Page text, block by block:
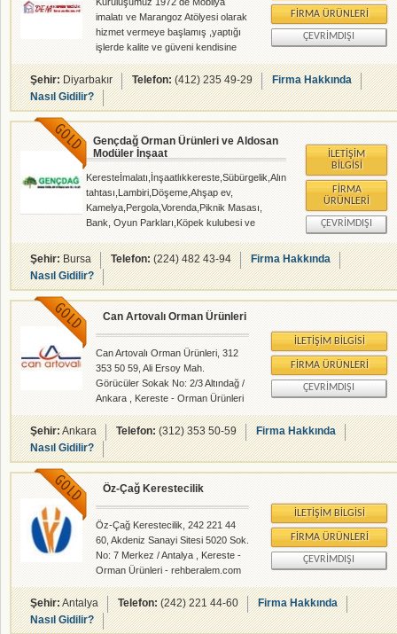
imalatı ve Marangoz Atölyesi olarak
hizmet vermeye başlamış ,yaptığı
işlerde kalite ve güveni kendisine
ilke edinmiş, herzaman teknolojinin
sunduğu imkanlardan
faydalanmaya çalışmış köklü bir
kuruluştur. Şu an Diyarbakırda ve
Güney Doğu Anadolu Bölgesinde
çam kereste ihtiyacının
karşılanmasında büyük rol
FIRMA ÜRÜNLERI
ÇEVRIMDIŞI
Şehir:Diyarbakır Telefon:(412) 235 49-29
Firma Hakkında
Nasıl Gidilir?
Gençdağ Orman Ürünleri ve Aldosan
Modüler İnşaat
Keresteİmalatı,İnşaatlıkkereste,Sübürgelik,Alın
tahtası,Lambiri,Döşeme,Ahşap ev,
Kamelya,Pergola,Vorenda,Piknik Masası,
Bank, Oyun Parkları,Köpek kulubesi ve
Konteyner ev-yazıhane,Çelik tabanlı ahşap ev,
modüler evler,Ahşap çatı,çelik çatı,ferforje vs.
İLETIŞIM
BILGISI
FIRMA
ÜRÜNLERI
ÇEVRIMDIŞI
Şehir:Bursa Telefon:(224) 482 43-94
Firma Hakkında
Nasıl Gidilir?
Can Artovalı Orman Ürünleri
Can Artovalı Orman Ürünleri, 312
353 50 59, Ali Ersoy Mah.
Görücüler Sokak No: 2/3 Altındağ /
Ankara , Kereste - Orman Ürünleri
- rehberalem.com alanlarında faliyet
gösteren firmamızdır.
İLETIŞIM BILGISI
FIRMA ÜRÜNLERI
ÇEVRIMDIŞI
Şehir:Ankara Telefon:(312) 353 50-59
Firma Hakkında
Nasıl Gidilir?
Öz-Çağ Kerestecilik
Öz-Çağ Kerestecilik, 242 221 44
60, Akdeniz Sanayi Sitesi 5020 Sok.
No: 7 Merkez / Antalya , Kereste -
Orman Ürünleri - rehberalem.com
alanlarında faliyet gösteren
firmamızdır.
İLETIŞIM BILGISI
FIRMA ÜRÜNLERI
ÇEVRIMDIŞI
Şehir:Antalya Telefon:(242) 221 44-60
Firma Hakkında
Nasıl Gidilir?